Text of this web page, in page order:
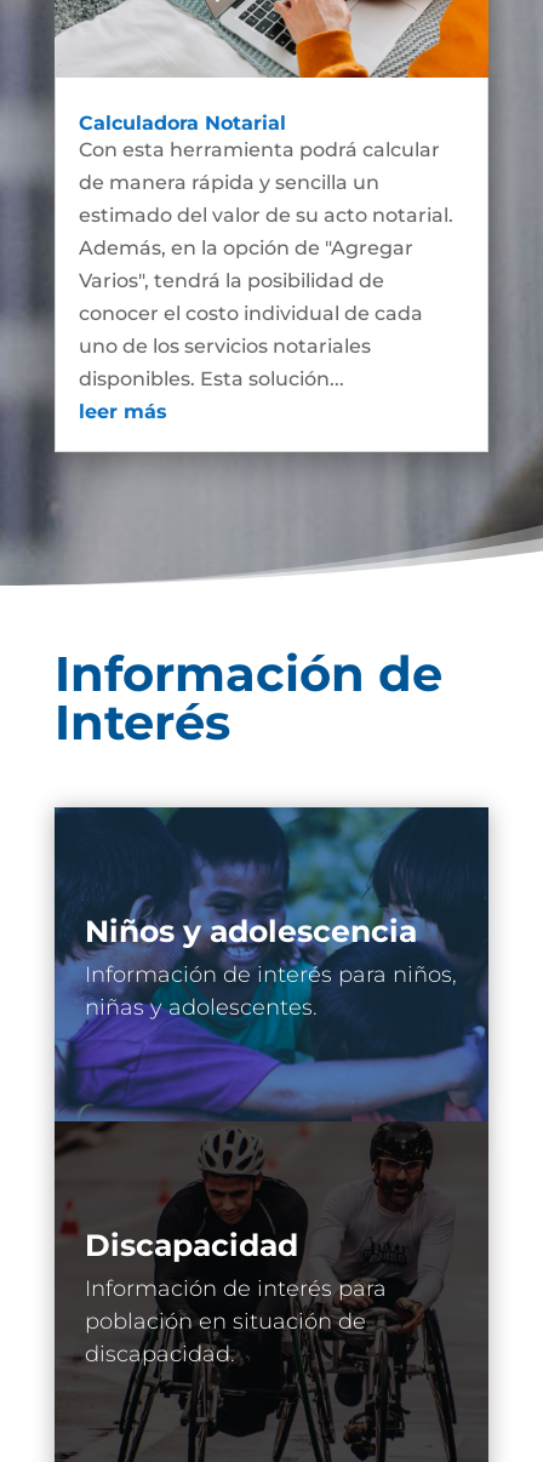
Calculadora Notarial
Con esta herramienta podrá calcular
de manera rápida y sencilla un
estimado del valor de su acto notarial.
Además, en la opción de "Agregar
Varios", tendrá la posibilidad de
conocer el costo individual de cada
uno de los servicios notariales
disponibles. Esta solución...
leer más
Información de
Interés
Niños y adolescencia
Información de interés para niños,
niñas y adolescentes.
Discapacidad
Información de interés para
población en situación de
discapacidad.